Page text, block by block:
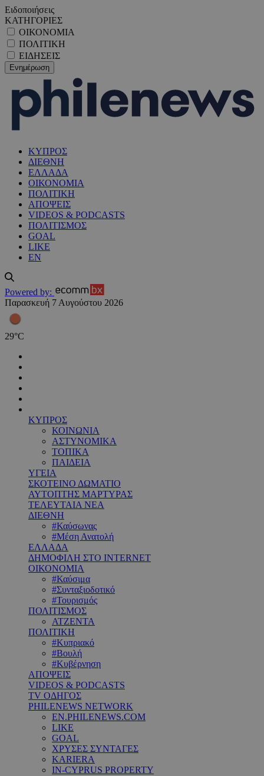
Ειδοποιήσεις
ΚΑΤΗΓΟΡΙΕΣ
ΟΙΚΟΝΟΜΙΑ
ΠΟΛΙΤΙΚΗ
ΕΙΔΗΣΕΙΣ
ΚΥΠΡΟΣ
ΔΙΕΘΝΗ
ΕΛΛΑΔΑ
ΟΙΚΟΝΟΜΙΑ
ΠΟΛΙΤΙΚΗ
ΑΠΟΨΕΙΣ
VIDEOS & PODCASTS
ΠΟΛΙΤΙΣΜΟΣ
GOAL
LIKE
EN
Powered by:
Παρασκευή 7 Αυγούστου 2026
29°C
ΚΥΠΡΟΣ
ΚΟΙΝΩΝΙΑ
ΑΣΤΥΝΟΜΙΚΑ
ΤΟΠΙΚΑ
ΠΑΙΔΕΙΑ
ΥΓΕΙΑ
ΣΚΟΤΕΙΝΟ ΔΩΜΑΤΙΟ
ΑΥΤΟΠΤΗΣ ΜΑΡΤΥΡΑΣ
ΤΕΛΕΥΤΑΙΑ ΝΕΑ
ΔΙΕΘΝΗ
#Καύσωνας
#Μέση Ανατολή
ΕΛΛΑΔΑ
ΔΗΜΟΦΙΛΗ ΣΤΟ INTERNET
ΟΙΚΟΝΟΜΙΑ
#Καύσιμα
#Συνταξιοδοτικό
#Τουρισμός
ΠΟΛΙΤΙΣΜΟΣ
ΑΤΖΕΝΤΑ
ΠΟΛΙΤΙΚΗ
#Κυπριακό
#Βουλή
#Κυβέρνηση
ΑΠΟΨΕΙΣ
VIDEOS & PODCASTS
TV ΟΔΗΓΟΣ
PHILENEWS NETWORK
EN.PHILENEWS.COM
LIKE
GOAL
ΧΡΥΣΕΣ ΣΥΝΤΑΓΕΣ
KARIERA
IN-CYPRUS PROPERTY